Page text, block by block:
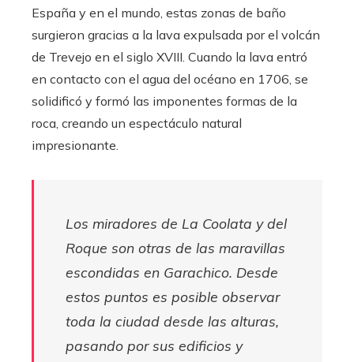
España y en el mundo, estas zonas de baño
surgieron gracias a la lava expulsada por el volcán
de Trevejo en el siglo XVIII. Cuando la lava entró
en contacto con el agua del océano en 1706, se
solidificó y formó las imponentes formas de la
roca, creando un espectáculo natural
impresionante.
Los miradores de La Coolata y del
Roque son otras de las maravillas
escondidas en Garachico. Desde
estos puntos es posible observar
toda la ciudad desde las alturas,
pasando por sus edificios y